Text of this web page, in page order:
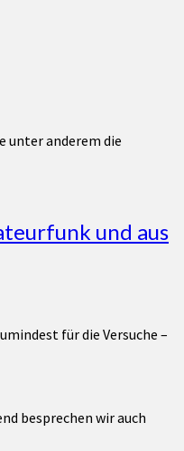
unter anderem die
und aus
für die Versuche –
besprechen wir auch